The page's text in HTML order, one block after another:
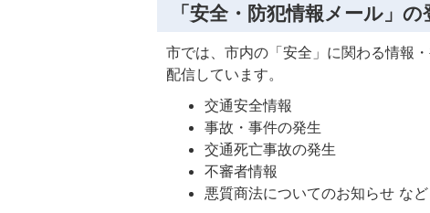
「安全・防犯情報メール」
市では、市内の「安全」に関わる情報
配信しています。
交通安全情報
事故・事件の発生
交通死亡事故の発生
不審者情報
悪質商法についてのお知らせ など